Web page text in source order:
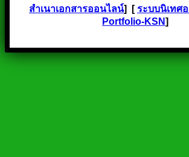
สำเนาเอกสารออนไลน์] [ระบบนิเทศ
Portfolio-KSN]